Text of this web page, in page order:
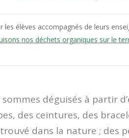
les élèves accompagnés de leurs
nos déchets organiques sur le
sommes déguisés à partir
des ceintures, des
dans la nature ; des